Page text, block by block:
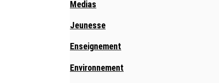
Medias
Jeunesse
Enseignement
Environnement